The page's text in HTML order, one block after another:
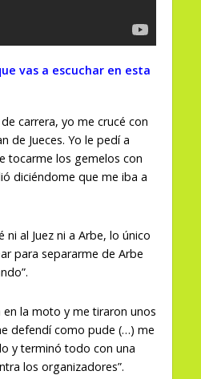
vas a escuchar en esta
carrera, yo me crucé con
de Jueces. Yo le pedí a
tocarme los gemelos con
diciéndome que me iba a
ni al Juez ni a Arbe, lo único
para separarme de Arbe
en la moto y me tiraron unos
defendí como pude (…) me
y terminó todo con una
los organizadores”.